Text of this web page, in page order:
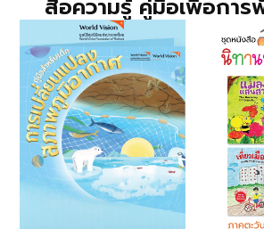
สื่อความรู้ คู่มือเพื่อกา